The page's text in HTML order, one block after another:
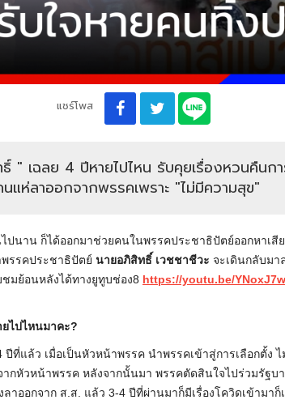
แชร์โพส
" เฉลย 4 ปีหายไปไหน รับคุยเรื่องหวนคืนก
แห่ลาออกจากพรรคเพราะ "ไม่มีความสุข"
นาน ก็ได้ออกมาช่วยคนในพรรคประชาธิปัตย์ออกหาเสีย
รรคประชาธิปัตย์ นายอภิสิทธิ์ เวชชาชีวะ จะเดินกลับมา
มย้อนหลังได้ทางยูทูบช่อง8 https://youtu.be/
ไปไหนมาคะ?
ที่แล้ว เมื่อเป็นหัวหน้าพรรค นำพรรคเข้าสู่การเลือกตั้ง
กหัวหน้าพรรค หลังจากนั้นมา พรรคตัดสินใจไปร่วมรัฐบ
าออกจาก ส.ส. แล้ว 3-4 ปีที่ผ่านมาก็มีเรื่องโควิดเข้ามาก็